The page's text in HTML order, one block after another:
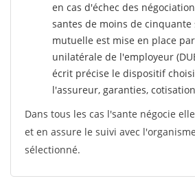
en cas d'échec des
santes de moins de cinquante
mutuelle est mise en place
unilatérale de l'employeur
écrit précise le dispositif
l'assureur, garanties,
Dans tous les cas l'sante négocie
et en assure le suivi avec
sélectionné.